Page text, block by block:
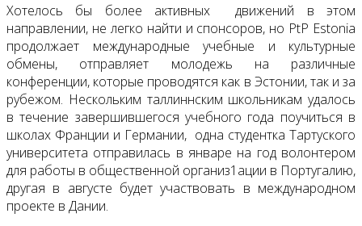
Хотелось бы более активных движений в этом
направлении, не легко найти и спонсоров, но PtP Estonia
продолжает международные учебные и культурные
обмены, отправляет молодежь на различные
конференции, которые проводятся как в Эстонии, так и за
рубежом. Нескольким таллиннским школьникам удалось
в течение завершившегося учебного года поучиться в
школах Франции и Германии, одна студентка Тартуского
университета отправилась в январе на год волонтером
для работы в общественной организ1ации в Португалию,
другая в августе будет участвовать в международном
проекте в Дании.